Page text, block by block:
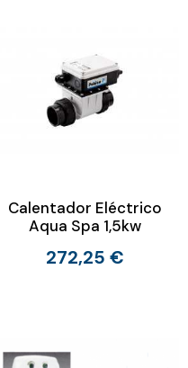
Calentador Eléctrico
Aqua Spa 1,5kw
272,25 €